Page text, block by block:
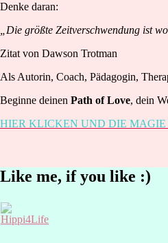
Denke daran:
„Die größte Zeitverschwendung ist
Zitat von Dawson Trotman
Als Autorin, Coach, Pädagogin,
Beginne deinen Path of Love, dein
HIER KLICKEN UND DIE MAGIE
Like me, if you like :)